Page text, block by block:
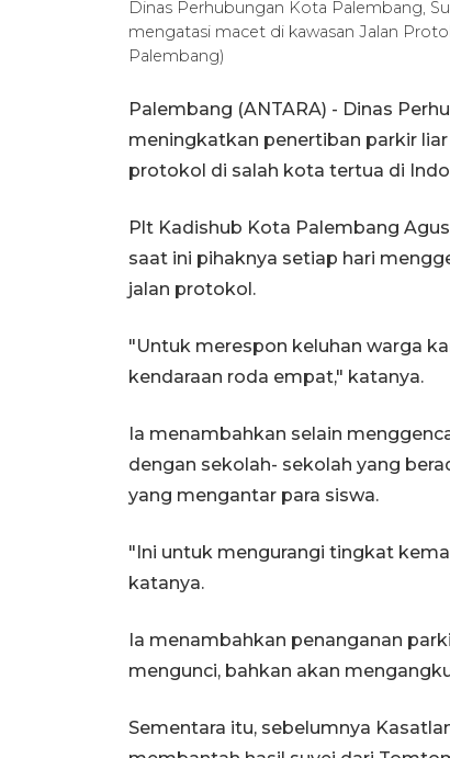
Dinas Perhubungan Kota Palembang,
mengatasi macet di kawasan Jalan
Palembang)
Palembang (ANTARA) - Dinas
meningkatkan penertiban parkir
protokol di salah kota tertua di
Plt Kadishub Kota Palembang
saat ini pihaknya setiap hari
jalan protokol.
"Untuk merespon keluhan warga
kendaraan roda empat," katanya.
Ia menambahkan selain
dengan sekolah- sekolah yang
yang mengantar para siswa.
"Ini untuk mengurangi tingkat
katanya.
Ia menambahkan penanganan
mengunci, bahkan akan
Sementara itu, sebelumnya